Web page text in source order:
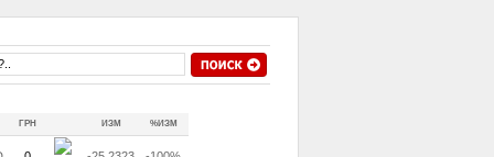
ГРН ИЗМ %ИЗМ